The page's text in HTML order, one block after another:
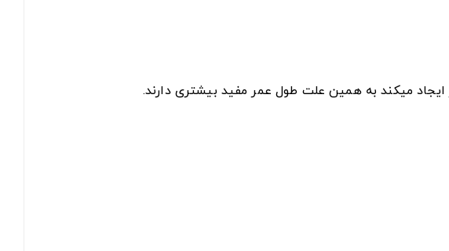
میکند به همین علت طول عمر مفید بیشتری دارند.